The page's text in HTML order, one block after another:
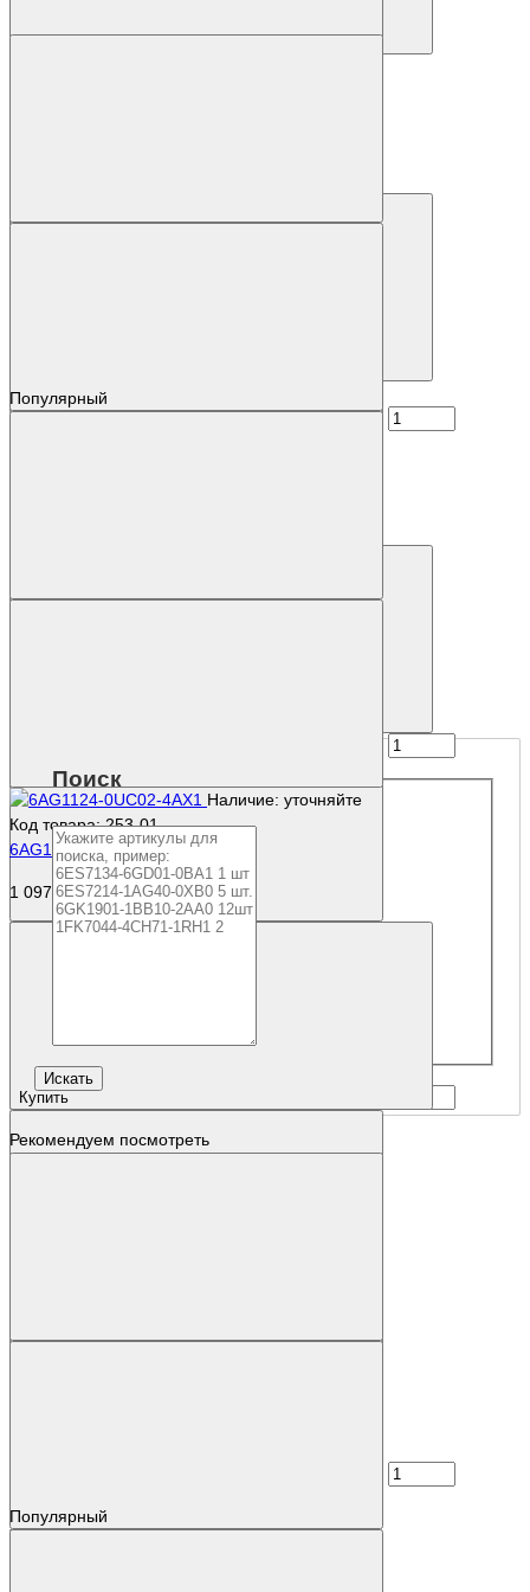
Популярный
Наличие: уточняйте
Код товара: 253-01
6AG1124-0UC02-4AX1
1 097 332 р.
Купить
Поиск
Рекомендуем посмотреть
Популярный